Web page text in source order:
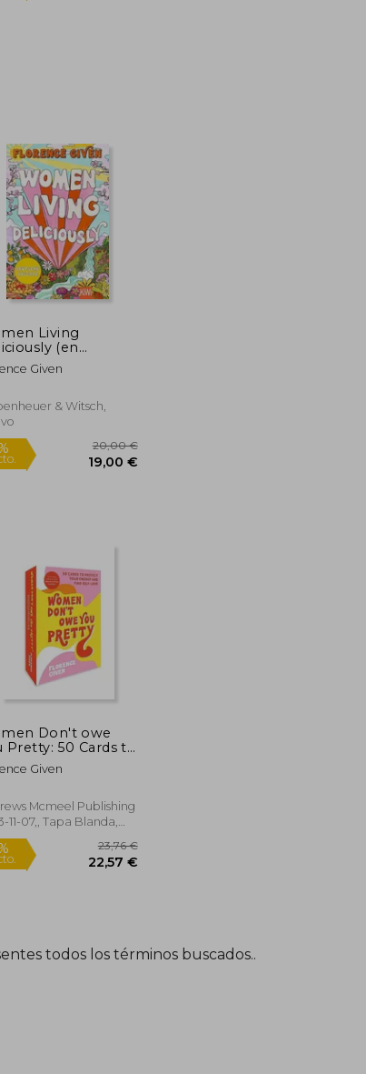
€
Living
(en
Given
& Witsch,
5%
dcto.
Don't owe
Pretty: 50 Cards to
Your Energy
Find Self-Love
Given
Mcmeel Publishing
11-07,, Tapa Blanda,
todos los términos buscados..